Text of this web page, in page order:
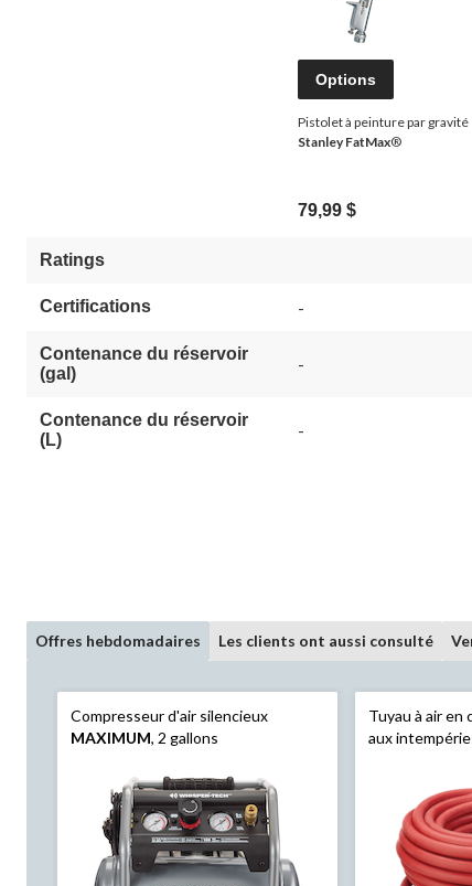
Options
Pistolet à peinture par gravité
Stanley FatMax®
79,99 $
Ratings
Certifications -
Contenance du réservoir
(gal)
-
Contenance du réservoir
(L)
-
Offres hebdomadaires Les clients ont aussi consulté
Compresseur d'air silencieux
MAXIMUM, 2 gallons
Tuyau à air
aux